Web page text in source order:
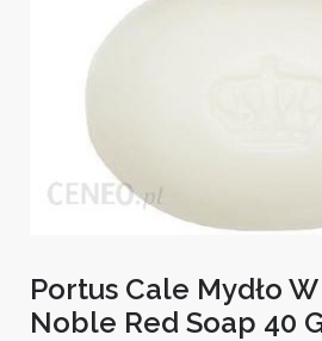
Portus Cale Mydło
Noble Red Soap 40